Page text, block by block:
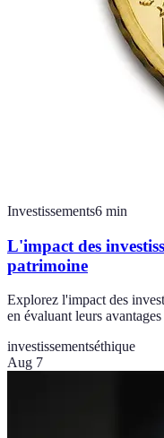
Investissements6 min
L'impact des
patrimoine
Explorez l'impact des
en évaluant leurs
investissementséthique
Aug 7